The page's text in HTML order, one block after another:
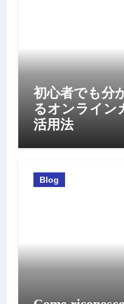
初心者でも分
るオンライン
活用法
Blog